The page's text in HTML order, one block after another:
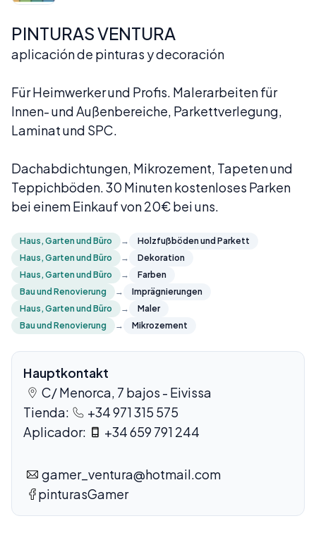
PINTURAS VENTURA
aplicación de pinturas y decoración
Für Heimwerker und Profis. Malerarbeiten für
Innen- und Außenbereiche, Parkettverlegung,
Laminat und SPC.
Dachabdichtungen, Mikrozement, Tapeten und
Teppichböden. 30 Minuten kostenloses Parken
bei einem Einkauf von 20€ bei uns.
Haus, Garten und Büro →
Holzfußböden und Parkett
Haus, Garten und Büro
→
Dekoration
Haus, Garten und Büro
→
Farben
Bau und Renovierung
→
Imprägnierungen
Haus, Garten und Büro
→
Maler
Bau und Renovierung
→ Mikrozement
Hauptkontakt
C/ Menorca, 7 bajos - Eivissa
Tienda:
+34 971 315 575
Aplicador:
+34 659 791 244
gamer_ventura@hotmail.com
pinturasGamer